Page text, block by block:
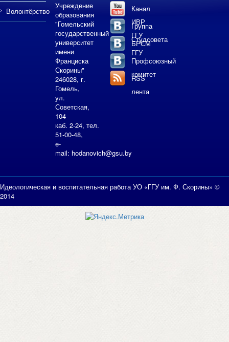
Волонтёрство
Учреждение
образования
"Гомельский
государственный
университет
имени
Франциска
Скорины"
246028, г.
Гомель,
ул.
Советская,
104
каб. 2-24, тел.
51-00-48,
e-
mail: hodanovich@gsu.by
Канал
ИВР
ГГУ
Группа
Студсовета
ГГУ
БРСМ
Профсоюзный
комитет
RSS
лента
Идеологическая и воспитательная работа УО «ГГУ им. Ф. Скорины» ©
2014